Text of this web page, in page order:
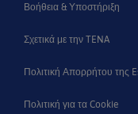
Βοήθεια & Υποστήριξη
Σχετικά με την TENA
Πολιτική Απορρήτου της
Πολιτική για τα Cookie